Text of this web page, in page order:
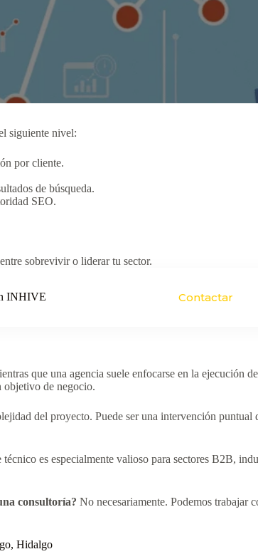
siguiente nivel:
por cliente.
de búsqueda.
SEO.
sobrevivir o liderar tu sector.
INHIVE Contactar
que una agencia suele enfocarse en la ejecución
objetivo de negocio.
del proyecto. Puede ser una intervención
es especialmente valioso para sectores B2B,
consultoría? No necesariamente. Podemos trabajar
Hidalgo